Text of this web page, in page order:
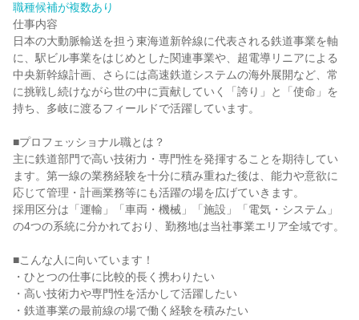
職種候補が複数あり
仕事内容
日本の大動脈輸送を担う東海道新幹線に代表される鉄道事業を軸
に、駅ビル事業をはじめとした関連事業や、超電導リニアによる
中央新幹線計画、さらには高速鉄道システムの海外展開など、常
に挑戦し続けながら世の中に貢献していく「誇り」と「使命」を
持ち、多岐に渡るフィールドで活躍しています。
■プロフェッショナル職とは？
主に鉄道部門で高い技術力・専門性を発揮することを期待してい
ます。第一線の業務経験を十分に積み重ねた後は、能力や意欲に
応じて管理・計画業務等にも活躍の場を広げていきます。
採用区分は「運輸」「車両・機械」「施設」「電気・システム」
の4つの系統に分かれており、勤務地は当社事業エリア全域です。
■こんな人に向いています！
・ひとつの仕事に比較的長く携わりたい
・高い技術力や専門性を活かして活躍したい
・鉄道事業の最前線の場で働く経験を積みたい